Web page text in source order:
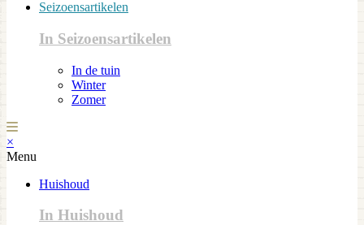
Seizoensartikelen
In Seizoensartikelen
In de tuin
Winter
Zomer
×
Menu
Huishoud
In Huishoud